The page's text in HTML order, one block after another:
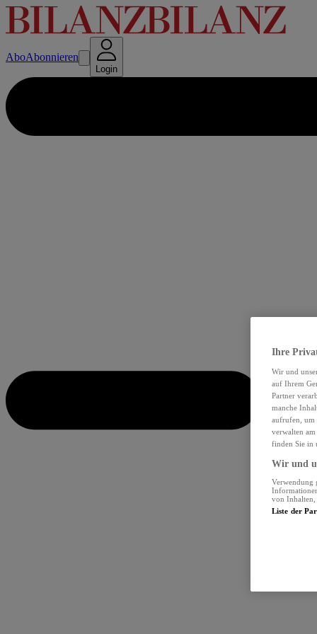
AboAbonnieren
Login
Ihre
Wir und
auf Ihrem
Partner
manche
aufrufen, um
verwalten
finden Sie in
Wir und
Verwendung
von Inhalten,
Liste der